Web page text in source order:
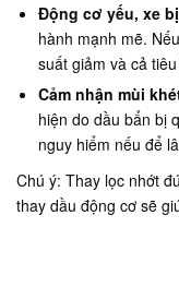
Động cơ yếu, xe
hành mạnh mẽ.
suất giảm và cả
Cảm nhận mùi
hiện do dầu bẩn bị
nguy hiểm nếu để
Chú ý: Thay lọc nhớt
thay dầu động cơ sẽ